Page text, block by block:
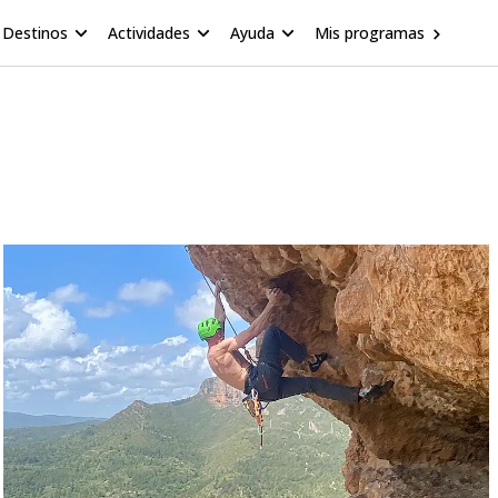
Destinos Actividades Ayuda Mis programas